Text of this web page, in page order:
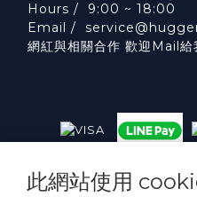
此網站使用
Hours / 9:00 ~ 18:00
Email /
網紅與相關合作 歡迎Mail給
威斯邁國際有限公
台北市內湖區民